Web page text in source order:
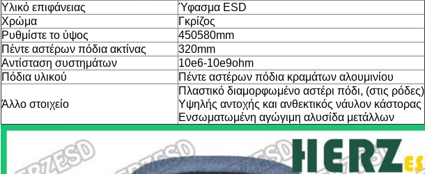
Υλικό επιφάνειας
Ύφασμα ESD
Χρώμα
Γκρίζος
Ρυθμίστε το ύψος
450580mm
Πέντε αστέρων πόδια ακτίνας
320mm
Αντίσταση συστημάτων
10e6-10e9ohm
Πόδια υλικού
Πέντε αστέρων πόδια κραμάτων αλουμινίου
Άλλο στοιχείο
Πλαστικό διαμορφωμένο αστέρι πόδι, (στις ρόδες)
Υψηλής αντοχής και ανθεκτικός νάυλον κάστορας
Ενσωματωμένη αγώγιμη αλυσίδα μετάλλων